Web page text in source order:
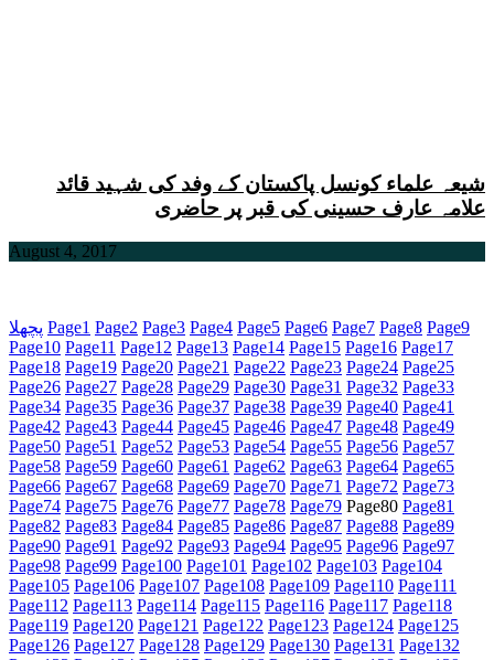
شیعہ علماء کونسل پاکستان کے وفد کی شہید قائد
علامہ عارف حسینی کی قبر پر حاضری
August 4, 2017
پچھلا Page1 Page2 Page3 Page4 Page5 Page6 Page7 Page8 Page9
Page10 Page11 Page12 Page13 Page14 Page15 Page16 Page17
Page18 Page19 Page20 Page21 Page22 Page23 Page24 Page25
Page26 Page27 Page28 Page29 Page30 Page31 Page32 Page33
Page34 Page35 Page36 Page37 Page38 Page39 Page40 Page41
Page42 Page43 Page44 Page45 Page46 Page47 Page48 Page49
Page50 Page51 Page52 Page53 Page54 Page55 Page56 Page57
Page58 Page59 Page60 Page61 Page62 Page63 Page64 Page65
Page66 Page67 Page68 Page69 Page70 Page71 Page72 Page73
Page74 Page75 Page76 Page77 Page78 Page79 Page80 Page81
Page82 Page83 Page84 Page85 Page86 Page87 Page88 Page89
Page90 Page91 Page92 Page93 Page94 Page95 Page96 Page97
Page98 Page99 Page100 Page101 Page102 Page103 Page104
Page105 Page106 Page107 Page108 Page109 Page110 Page111
Page112 Page113 Page114 Page115 Page116 Page117 Page118
Page119 Page120 Page121 Page122 Page123 Page124 Page125
Page126 Page127 Page128 Page129 Page130 Page131 Page132